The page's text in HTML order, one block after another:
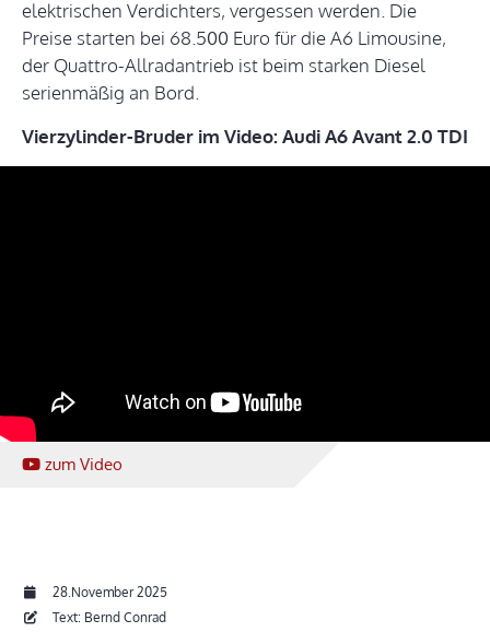
elektrischen Verdichters, vergessen werden. Die
Preise starten bei 68.500 Euro für die A6 Limousine,
der Quattro-Allradantrieb ist beim starken Diesel
serienmäßig an Bord.
Vierzylinder-Bruder im Video: Audi A6 Avant 2.0 TDI
zum Video
28.November 2025
Text: Bernd Conrad